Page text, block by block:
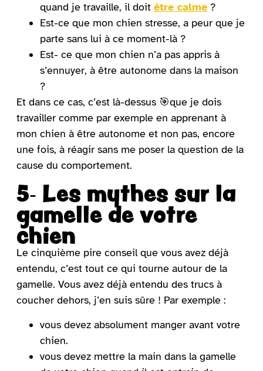
quand je travaille, il doit être calme ?
Est-ce que mon chien stresse, a peur que je
parte sans lui à ce moment-là ?
Est- ce que mon chien n’a pas appris à
s’ennuyer, à être autonome dans la maison
?
Et dans ce cas, c’est là-dessus 🎯que je dois
travailler comme par exemple en apprenant à
mon chien à être autonome et non pas, encore
une fois, à réagir sans me poser la question de la
cause du comportement.
5- Les mythes sur la
gamelle de votre
chien
Le cinquième pire conseil que vous avez déjà
entendu, c’est tout ce qui tourne autour de la
gamelle. Vous avez déjà entendu des trucs à
coucher dehors, j’en suis sûre ! Par exemple :
vous devez absolument manger avant votre
chien.
vous devez mettre la main dans la gamelle